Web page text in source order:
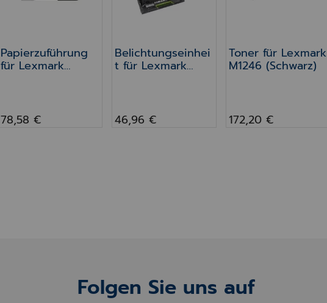
Papierzuführung
für Lexmark
78,58 €
Belichtungseinhei
t für Lexmark
46,96 €
Toner für Lexmark
M1246 (Schwarz)
172,20 €
Folgen Sie uns auf